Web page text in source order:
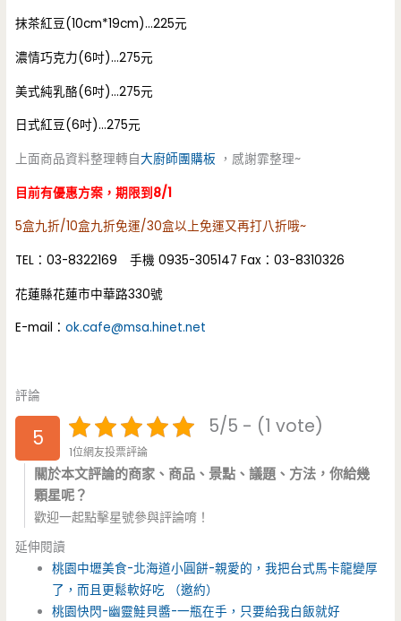
抹茶紅豆(10cm*19cm)…225元
濃情巧克力(6吋)…275元
美式純乳酪(6吋)…275元
日式紅豆(6吋)…275元
上面商品資料整理轉自大廚師團購板 ，感謝霏整理~
目前有優惠方案，期限到8/1
5盒九折/10盒九折免運/30盒以上免運又再打八折哦~
TEL：03-8322169 手機 0935-305147 Fax：03-8310326
花蓮縣花蓮市中華路330號
E-mail：ok.cafe@msa.hinet.net
評論
5 5/5 - (1 vote)
1位網友投票評論
關於本文評論的商家、商品、景點、議題、方法，你給幾
顆星呢？
歡迎一起點擊星號參與評論唷！
延伸閱讀
桃園中壢美食-北海道小圓餅-親愛的，我把台式馬卡龍變厚
了，而且更鬆軟好吃 （邀約）
桃園快閃-幽靈鮭貝醬-一瓶在手，只要給我白飯就好